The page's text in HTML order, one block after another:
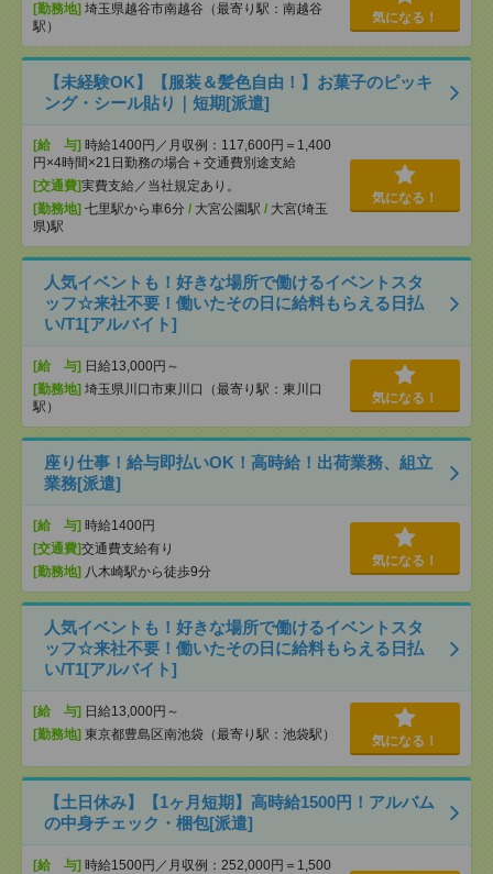
[勤務地] 埼玉県越谷市南越谷（最寄り駅：南越谷
駅）
気になる！
【未経験OK】【服装＆髪色自由！】お菓子のピッキ
ング・シール貼り｜短期[派遣]
[給 与] 時給1400円／月収例：117,600円＝1,400
円×4時間×21日勤務の場合＋交通費別途支給
[交通費]実費支給／当社規定あり。
[勤務地] 七里駅から車6分 / 大宮公園駅 / 大宮(埼玉
県)駅
気になる！
人気イベントも！好きな場所で働けるイベントスタ
ッフ☆来社不要！働いたその日に給料もらえる日払
い/T1[アルバイト]
[給 与] 日給13,000円～
[勤務地] 埼玉県川口市東川口（最寄り駅：東川口
駅）
気になる！
座り仕事！給与即払いOK！高時給！出荷業務、組立
業務[派遣]
[給 与] 時給1400円
[交通費]交通費支給有り
[勤務地] 八木崎駅から徒歩9分
気になる！
人気イベントも！好きな場所で働けるイベントスタ
ッフ☆来社不要！働いたその日に給料もらえる日払
い/T1[アルバイト]
[給 与] 日給13,000円～
[勤務地] 東京都豊島区南池袋（最寄り駅：池袋駅） 気になる！
【土日休み】【1ヶ月短期】高時給1500円！アルバム
の中身チェック・梱包[派遣]
[給 与] 時給1500円／月収例：252,000円＝1,500